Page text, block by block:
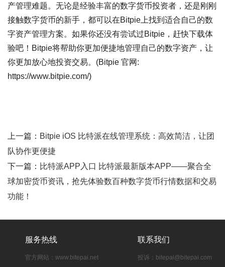
产管理难题。无论是经验丰富的数字货币投资者，还是刚刚
接触数字货币的新手，都可以在Bitpie上找到适合自己的数
字资产管理方案。如果你还没有尝试过Bitpie，赶快下载体
验吧！Bitpie将帮助你更加便捷地管理自己的数字资产，让
你更加放心地投资交易。(Bitpie 官网:
https://www.bitpie.com/)
上一篇： Bitpie iOS 比特派在线管理系统：高效简洁，让团
队协作更便捷
下一篇： 比特派APP入口 比特派最新版本APP——聚合全
球加密货币资讯，抢先体验数百种数字货币行情数据和交易
功能！
服务热线
官方网站：www.bitepai.net
联系我们
投诉： bitepai@bitepai.com